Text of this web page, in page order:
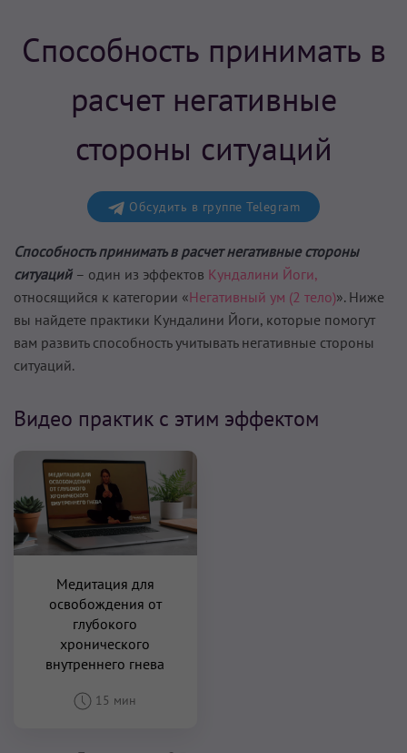
Способность принимать в
расчет негативные
стороны ситуаций
Обсудить в группе Telegram
Способность принимать в расчет негативные стороны
ситуаций – один из эффектов Кундалини Йоги,
относящийся к категории «Негативный ум (2 тело)». Ниже
вы найдете практики Кундалини Йоги, которые помогут
вам развить способность учитывать негативные стороны
ситуаций.
Видео практик с этим эффектом
Медитация для
освобождения от
глубокого
хронического
внутреннего гнева
15 мин